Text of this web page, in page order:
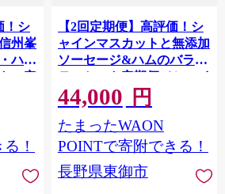
！シ
州峯
ハ
の定
ット
ム3
／
フル
！
【2回定期便】高評価！シ
ャインマスカットと無添加
ソーセージ&ハムのバラエ
ティセット定期便（シャイ
ンマスカット2房・ソーセ
ージ3種、ハム3種他）｜
【JA信州うえだ／自家製
ソーセージハム男】ぶどう
布会 長野
44,000 円
たまったWAON
POINTで寄附できる！
長野県東御市